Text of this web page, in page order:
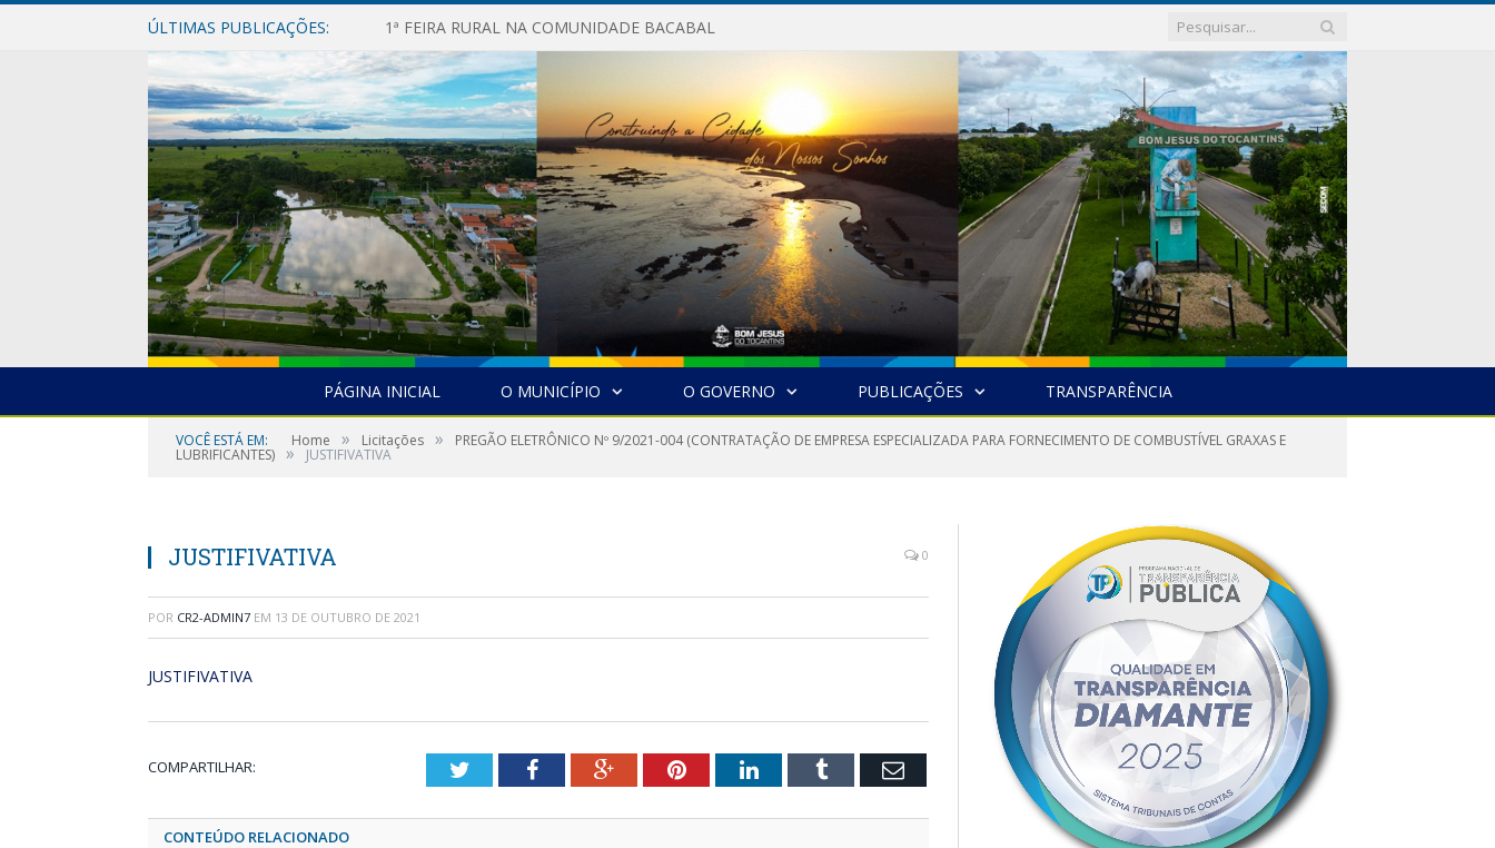
ÚLTIMAS PUBLICAÇÕES: 1ª FEIRA RURAL NA COMUNIDADE BACABAL
PÁGINA INICIAL O MUNICÍPIO O GOVERNO PUBLICAÇÕES TRANSPARÊNCIA
VOCÊ ESTÁ EM: Home » Licitações » PREGÃO ELETRÔNICO Nº 9/2021-004 (CONTRATAÇÃO DE EMPRESA ESPECIALIZADA PARA FORNECIMENTO DE COMBUSTÍVEL GRAXAS E
LUBRIFICANTES) » JUSTIFIVATIVA
JUSTIFIVATIVA 0
POR CR2-ADMIN7 EM 13 DE OUTUBRO DE 2021
JUSTIFIVATIVA
COMPARTILHAR: TwitterFacebookGoogle+PinterestLinkedInTumblr Email
CONTEÚDO RELACIONADO